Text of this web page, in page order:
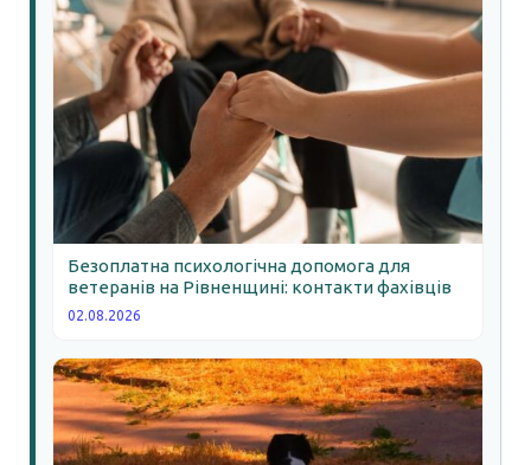
Безоплатна психологічна допомога для
ветеранів на Рівненщині: контакти фахівців
02.08.2026